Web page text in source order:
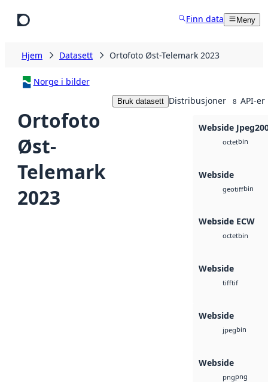
Finn data Meny
Hjem Datasett Ortofoto Øst-Telemark 2023
Norge i bilder
Ortofoto
Øst-
Telemark
2023
Bruk datasett Distribusjoner 8 API-er
Webside
octetbin
Webside
geotiffbin
Webside ECW
octetbin
Webside
tifftif
Webside
jpegbin
Webside
pngpng